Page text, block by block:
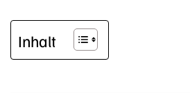
Inhalt